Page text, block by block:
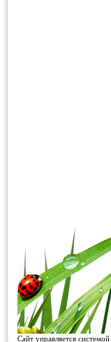
Сайт управляется системой